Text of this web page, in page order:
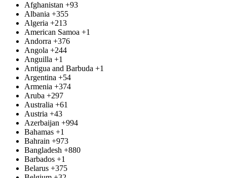
Afghanistan +93
Albania +355
Algeria +213
American Samoa +1
Andorra +376
Angola +244
Anguilla +1
Antigua and Barbuda +1
Argentina +54
Armenia +374
Aruba +297
Australia +61
Austria +43
Azerbaijan +994
Bahamas +1
Bahrain +973
Bangladesh +880
Barbados +1
Belarus +375